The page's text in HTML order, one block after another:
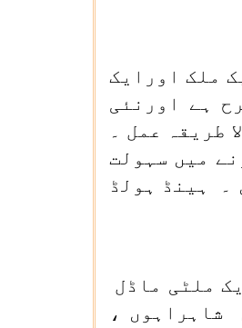
ملک اورایک
ہے اورنئی
طریقہ عمل ۔
میں سہولت
۔ ہینڈ ہولڈ
ہیں۔ ایک ملٹی ماڈل
شاہراہوں ،